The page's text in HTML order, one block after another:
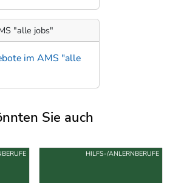
"alle jobs"
im AMS "alle
Sie auch
HILFS-/ANLERNBERUFE